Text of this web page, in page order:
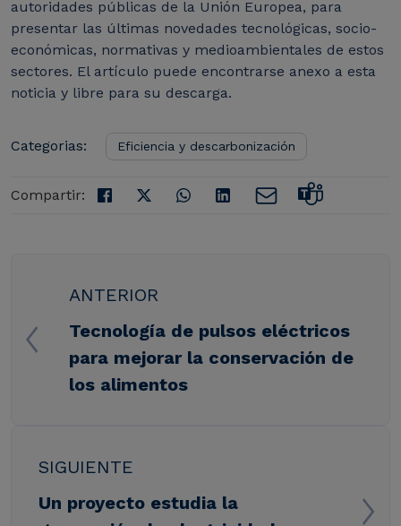
autoridades públicas de la Unión Europea, para
presentar las últimas novedades tecnológicas, socio-
económicas, normativas y medioambientales de estos
sectores. El artículo puede encontrarse anexo a esta
noticia y libre para su descarga.
Categorias: Eficiencia y descarbonización
Compartir:
ANTERIOR
Tecnología de pulsos eléctricos
para mejorar la conservación de
los alimentos
SIGUIENTE
Un proyecto estudia la